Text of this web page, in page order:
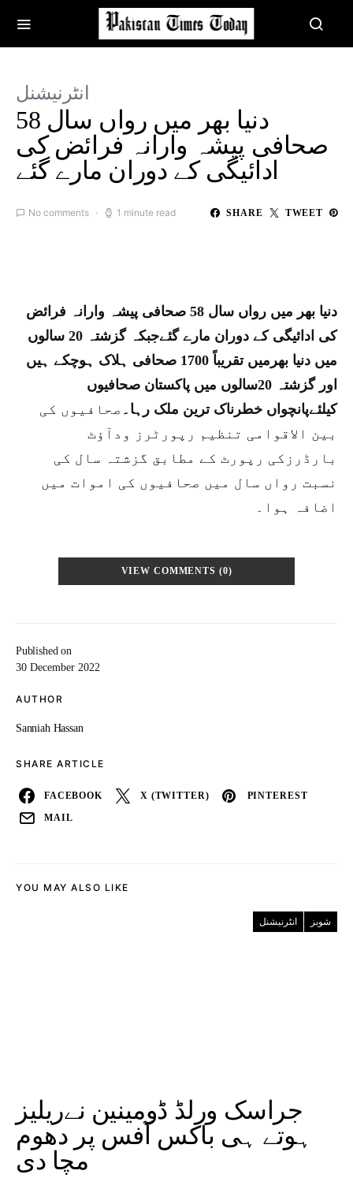
انٹرنیشنل
دنیا بھر میں رواں سال 58
صحافی پیشہ وارانہ فرائض کی
ادائیگی کے دوران مارے گئے
No comments 1 minute read SHARE TWEET
Published on
30 December 2022
AUTHOR
Sanniah Hassan
SHARE ARTICLE
FACEBOOK X (TWITTER) PINTEREST
MAIL
دنیا بھر میں رواں سال 58 صحافی پیشہ وارانہ فرائض
کی ادائیگی کے دوران مارے گئےجبکہ گزشتہ 20 سالوں
میں دنیا بھرمیں تقریباً 1700 صحافی ہلاک ہوچکے ہیں
اور گزشتہ 20سالوں میں پاکستان صحافیوں
کیلئےپانچواں خطرناک ترین ملک رہا۔ صحافیوں کی
بین الاقوامی تنظیم رپورٹرز ودآؤٹ
بارڈرزکی رپورٹ کے مطابق گزشتہ سال کی
نسبت رواں سال میں صحافیوں کی اموات میں
اضافہ ہوا۔
VIEW COMMENTS (0)
YOU MAY ALSO LIKE
انٹرنیشنل شوبز
جراسک ورلڈ ڈومینین نےریلیز
ہوتے ہی باکس آفس پر دھوم
مچا دی